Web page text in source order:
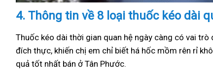
4. Thông tin về 8 loại thuốc kéo dài
Thuốc kéo dài thời gian quan hệ ngày càng có vai
đích thực, khiến chị em chỉ biết há hốc mồm rên rỉ
quả tốt nhất bán ở Tân Phước.